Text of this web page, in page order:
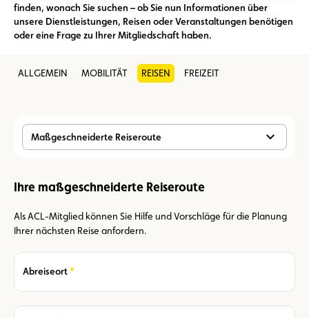
finden, wonach Sie suchen – ob Sie nun Informationen über
unsere Dienstleistungen, Reisen oder Veranstaltungen benötigen
oder eine Frage zu Ihrer Mitgliedschaft haben.
ALLGEMEIN MOBILITÄT REISEN FREIZEIT
Maßgeschneiderte Reiseroute
Ihre maßgeschneiderte Reiseroute
Als ACL-Mitglied können Sie Hilfe und Vorschläge für die Planung
Ihrer nächsten Reise anfordern.
Abreiseort
Required